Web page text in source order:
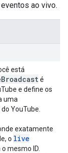
ao vivo.
está
Broadcasté
e define os
uma
YouTube.
exatamente
o live
mesmo ID.